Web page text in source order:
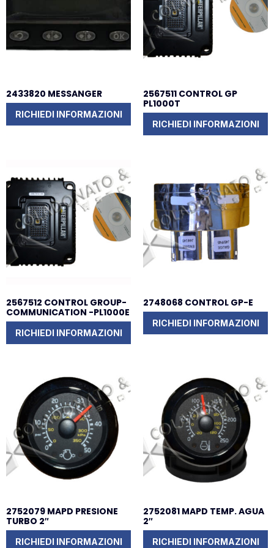
2433820 MESSANGER
RICHIEDI INFORMAZIONI
2567511 CONTROL GP
PL1000T
RICHIEDI INFORMAZIONI
2567512 CONTROL GROUP-
COMMUNICATION -PL1000E
RICHIEDI INFORMAZIONI
2748068 CONTROL GP-E
RICHIEDI INFORMAZIONI
2752079 MAPD PRESIONE
TURBO 2″
RICHIEDI INFORMAZIONI
2752081 MAPD TEMP. AGUA
2″
RICHIEDI INFORMAZIONI